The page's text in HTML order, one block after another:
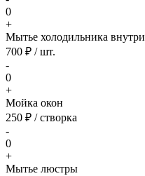
0
+
Мытье холодильника внутри
700 ₽ / шт.
-
0
+
Мойка окон
250 ₽ / створка
-
0
+
Мытье люстры